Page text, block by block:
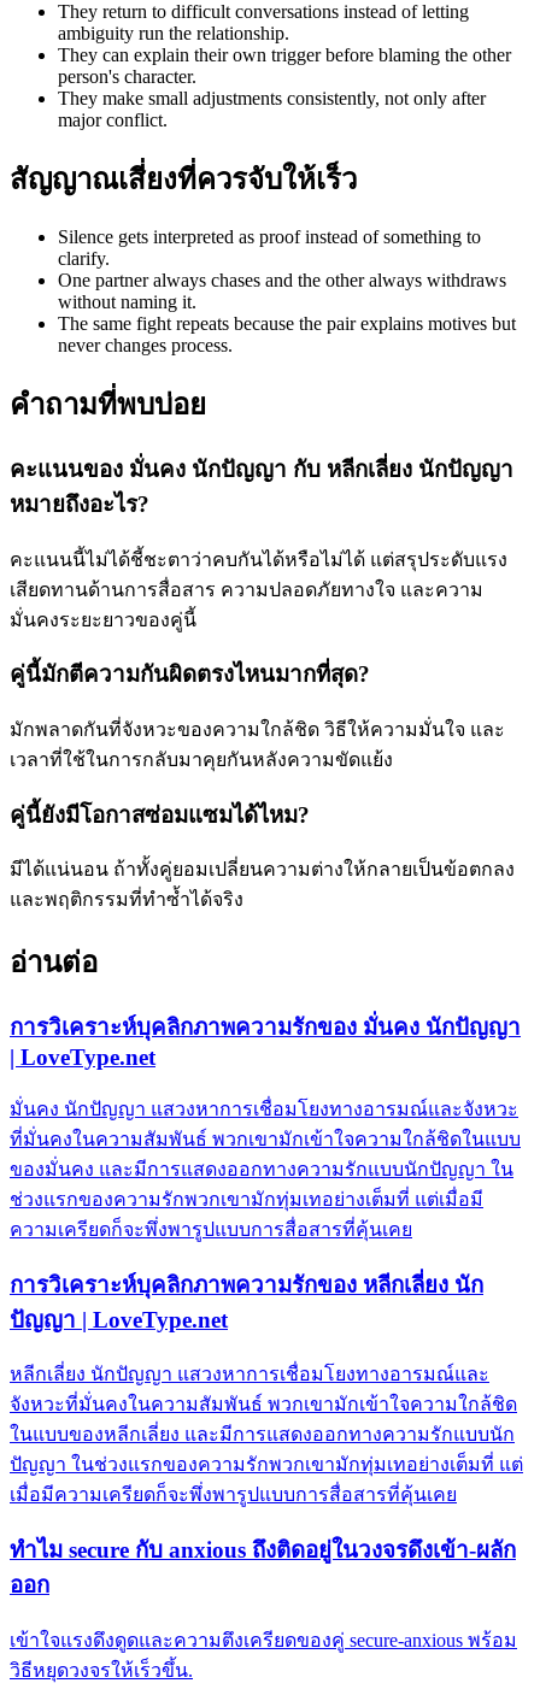
They return to difficult conversations instead of letting
ambiguity run the relationship.
They can explain their own trigger before blaming the other
person's character.
They make small adjustments consistently, not only after
major conflict.
สัญญาณเสี่ยงที่ควรจับให้เร็ว
Silence gets interpreted as proof instead of something to
clarify.
One partner always chases and the other always withdraws
without naming it.
The same fight repeats because the pair explains motives but
never changes process.
คำถามที่พบบ่อย
คะแนนของ มั่นคง นักปัญญา กับ หลีกเลี่ยง นักปัญญา
หมายถึงอะไร?
คะแนนนี้ไม่ได้ชี้ชะตาว่าคบกันได้หรือไม่ได้ แต่สรุประดับแรง
เสียดทานด้านการสื่อสาร ความปลอดภัยทางใจ และความ
มั่นคงระยะยาวของคู่นี้
คู่นี้มักตีความกันผิดตรงไหนมากที่สุด?
มักพลาดกันที่จังหวะของความใกล้ชิด วิธีให้ความมั่นใจ และ
เวลาที่ใช้ในการกลับมาคุยกันหลังความขัดแย้ง
คู่นี้ยังมีโอกาสซ่อมแซมได้ไหม?
มีได้แน่นอน ถ้าทั้งคู่ยอมเปลี่ยนความต่างให้กลายเป็นข้อตกลง
และพฤติกรรมที่ทำซ้ำได้จริง
อ่านต่อ
การวิเคราะห์บุคลิกภาพความรักของ มั่นคง นักปัญญา
| LoveType.net
มั่นคง นักปัญญา แสวงหาการเชื่อมโยงทางอารมณ์และจังหวะ
ที่มั่นคงในความสัมพันธ์ พวกเขามักเข้าใจความใกล้ชิดในแบบ
ของมั่นคง และมีการแสดงออกทางความรักแบบนักปัญญา ใน
ช่วงแรกของความรักพวกเขามักทุ่มเทอย่างเต็มที่ แต่เมื่อมี
ความเครียดก็จะพึ่งพารูปแบบการสื่อสารที่คุ้นเคย
การวิเคราะห์บุคลิกภาพความรักของ หลีกเลี่ยง นัก
ปัญญา | LoveType.net
หลีกเลี่ยง นักปัญญา แสวงหาการเชื่อมโยงทางอารมณ์และ
จังหวะที่มั่นคงในความสัมพันธ์ พวกเขามักเข้าใจความใกล้ชิด
ในแบบของหลีกเลี่ยง และมีการแสดงออกทางความรักแบบนัก
ปัญญา ในช่วงแรกของความรักพวกเขามักทุ่มเทอย่างเต็มที่ แต่
เมื่อมีความเครียดก็จะพึ่งพารูปแบบการสื่อสารที่คุ้นเคย
ทำไม secure กับ anxious ถึงติดอยู่ในวงจรดึงเข้า-ผลัก
ออก
เข้าใจแรงดึงดูดและความตึงเครียดของคู่ secure-anxious พร้อม
วิธีหยุดวงจรให้เร็วขึ้น.